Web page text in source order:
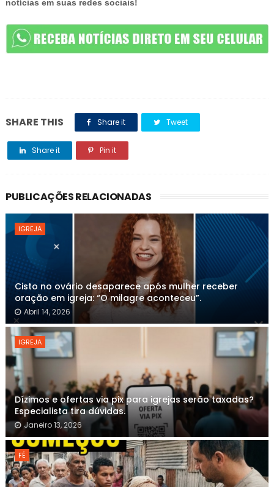
notícias em suas redes sociais!
SHARE THIS Share it Tweet
Share it Pin it
PUBLICAÇÕES RELACIONADAS
IGREJA
Cisto no ovário desaparece após mulher receber
oração em igreja: “O milagre aconteceu”.
Abril 14, 2026
IGREJA
Dízimos e ofertas via pix para igrejas serão taxadas?
Especialista tira dúvidas.
Janeiro 13, 2026
FÉ